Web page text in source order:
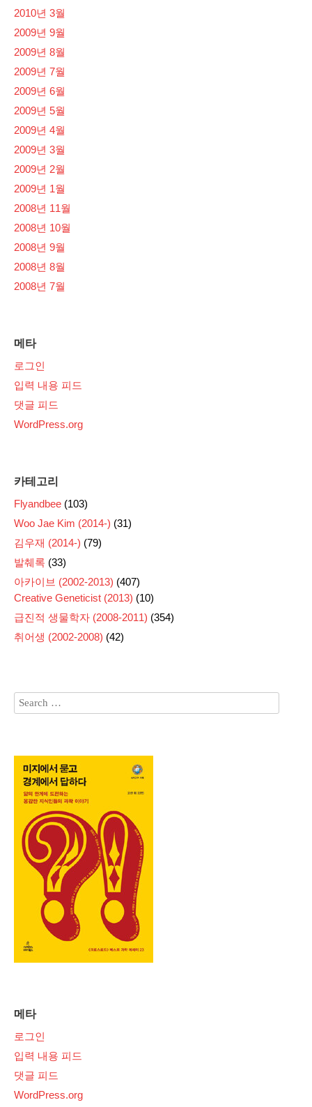
2010년 3월
2009년 9월
2009년 8월
2009년 7월
2009년 6월
2009년 5월
2009년 4월
2009년 3월
2009년 2월
2009년 1월
2008년 11월
2008년 10월
2008년 9월
2008년 8월
2008년 7월
메타
로그인
입력 내용 피드
댓글 피드
WordPress.org
카테고리
Flyandbee (103)
Woo Jae Kim (2014-) (31)
김우재 (2014-) (79)
발췌록 (33)
아카이브 (2002-2013) (407)
Creative Geneticist (2013) (10)
급진적 생물학자 (2008-2011) (354)
취어생 (2002-2008) (42)
메타
로그인
입력 내용 피드
댓글 피드
WordPress.org